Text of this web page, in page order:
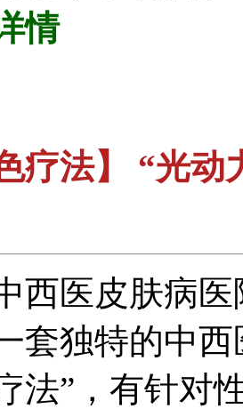
情
疗法】 “光
医皮肤病医
套独特的中
法”，有针对